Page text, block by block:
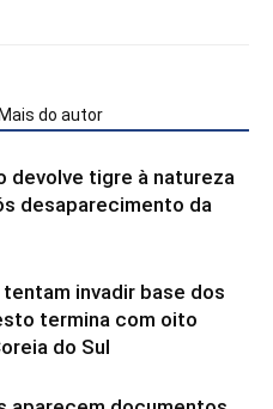
Mais do autor
devolve tigre à natureza
desaparecimento da
invadir base dos
termina com oito
do Sul